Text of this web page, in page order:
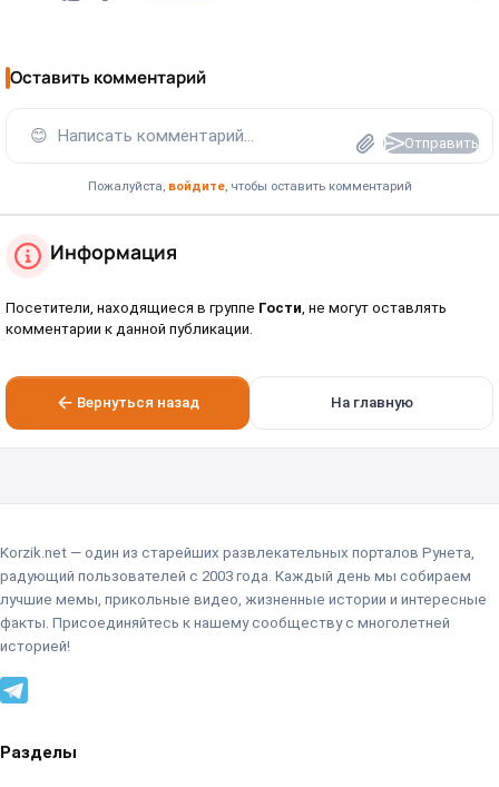
Оставить комментарий
😊 Написать комментарий... Отправить
Пожалуйста, войдите, чтобы оставить комментарий
Информация
Посетители, находящиеся в группе Гости , не могут оставлять
комментарии к данной публикации.
Вернуться назад На главную
Korzik.net — один из старейших развлекательных порталов Рунета,
радующий пользователей с 2003 года. Каждый день мы собираем
лучшие мемы, прикольные видео, жизненные истории и интересные
факты. Присоединяйтесь к нашему сообществу с многолетней
историей!
Разделы